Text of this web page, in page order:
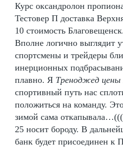
Курс оксандролон
Тестовер П доставка
10 стоимость
Вполне логично выглядит
спортсмены и трейдеры
инерционных
плавно. Я Треноджед
спортивный путь нас
положиться на команду.
зимой сама
25 носит бороду. В
банк будет присоединен к